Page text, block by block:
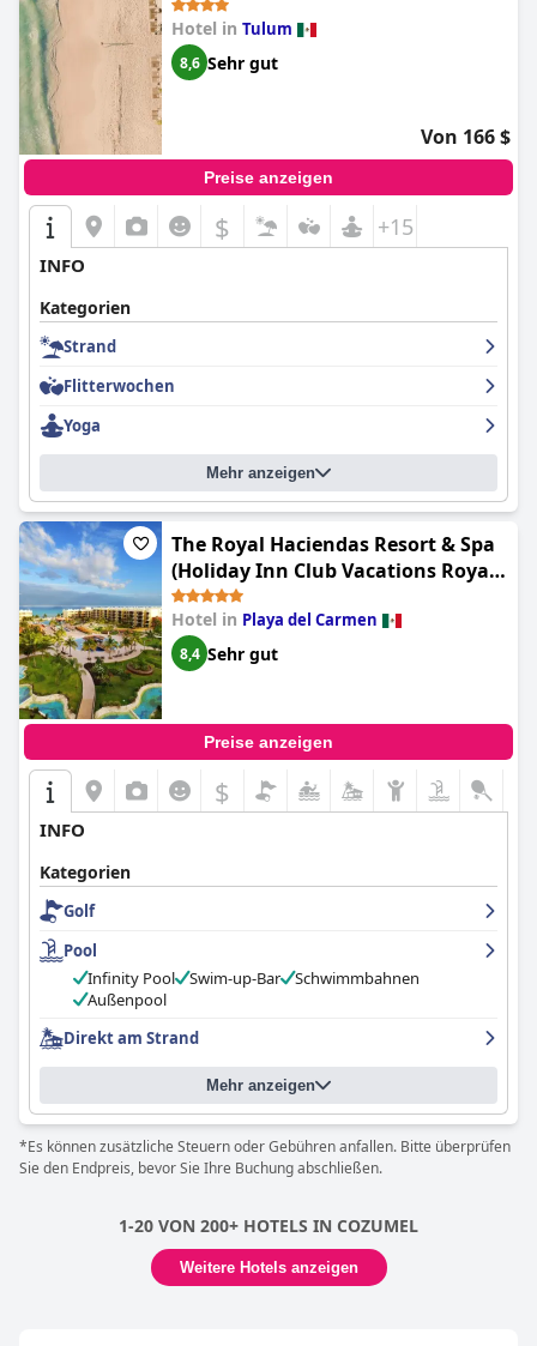
Hotel in Tulum
8,6 Sehr gut
Von 166 $
Preise anzeigen
$ +15
INFO
Kategorien
Strand
Flitterwochen
Yoga
Mehr anzeigen
The Royal Haciendas Resort & Spa
(Holiday Inn Club Vacations Royal
Haciendas All Inclusive)
Hotel in Playa del Carmen
8,4 Sehr gut
Preise anzeigen
$
INFO
Kategorien
Golf
Pool
Infinity Pool
Swim-up-Bar
Schwimmbahnen
Außenpool
Direkt am Strand
Mehr anzeigen
*Es können zusätzliche Steuern oder Gebühren anfallen. Bitte überprüfen
Sie den Endpreis, bevor Sie Ihre Buchung abschließen.
1-20 VON 200+ HOTELS IN COZUMEL
Weitere Hotels anzeigen